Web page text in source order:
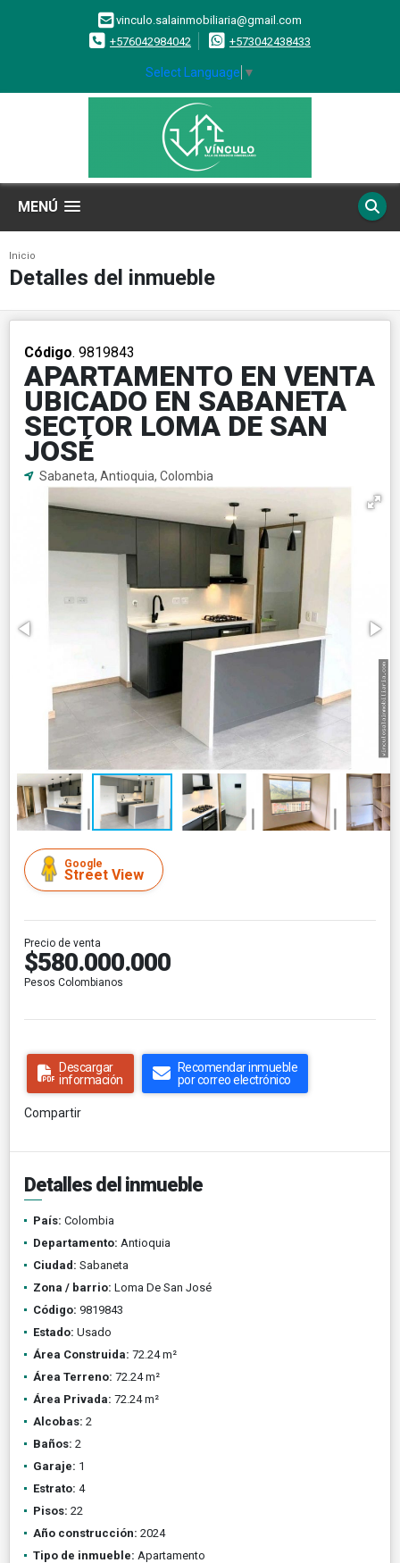
vinculo.salainmobiliaria@gmail.com
+576042984042
+573042438433
Select Language ▼
MENÚ
Inicio
Detalles del inmueble
Código. 9819843
APARTAMENTO EN VENTA
UBICADO EN SABANETA
SECTOR LOMA DE SAN
JOSÉ
Sabaneta, Antioquia, Colombia
Google
Street View
Precio de venta
$580.000.000
Pesos Colombianos
Descargar
información
Recomendar inmueble
por correo electrónico
Compartir
Detalles del inmueble
País: Colombia
Departamento: Antioquia
Ciudad: Sabaneta
Zona / barrio: Loma De San José
Código: 9819843
Estado: Usado
Área Construida: 72.24 m²
Área Terreno: 72.24 m²
Área Privada: 72.24 m²
Alcobas: 2
Baños: 2
Garaje: 1
Estrato: 4
Pisos: 22
Año construcción: 2024
Tipo de inmueble: Apartamento